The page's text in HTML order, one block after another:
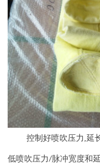
控制好喷吹压力 ,延
低喷吹压力/脉冲宽度和